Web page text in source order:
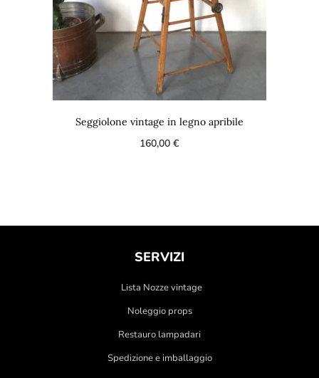
Seggiolone vintage in legno apribile
160,00€
SERVIZI
Lista Nozze vintage
Noleggio props
Restauro lampadari
Spedizione e imballaggio